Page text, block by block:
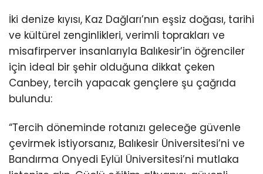
İki denize kıyısı, Kaz Dağları’nın eşsiz doğası, tarihi
ve kültürel zenginlikleri, verimli toprakları ve
misafirperver insanlarıyla Balıkesir’in öğrenciler
için ideal bir şehir olduğuna dikkat çeken
Canbey, tercih yapacak gençlere şu çağrıda
bulundu:
“Tercih döneminde rotanızı geleceğe güvenle
çevirmek istiyorsanız, Balıkesir Üniversitesi’ni ve
Bandırma Onyedi Eylül Üniversitesi’ni mutlaka